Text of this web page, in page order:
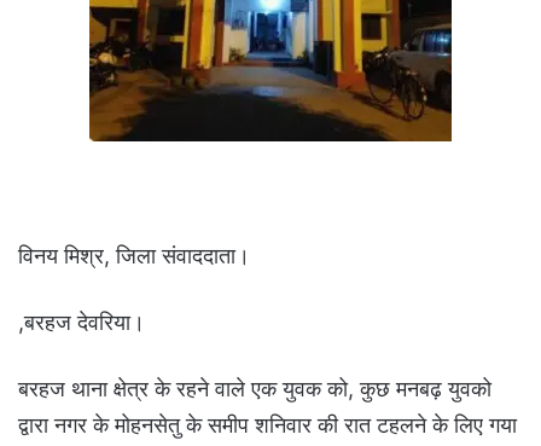
विनय मिश्र, जिला संवाददाता।
,बरहज देवरिया।
बरहज थाना क्षेत्र के रहने वाले एक युवक को, कुछ मनबढ़ युवको
द्वारा नगर के मोहनसेतु के समीप शनिवार की रात टहलने के लिए गया